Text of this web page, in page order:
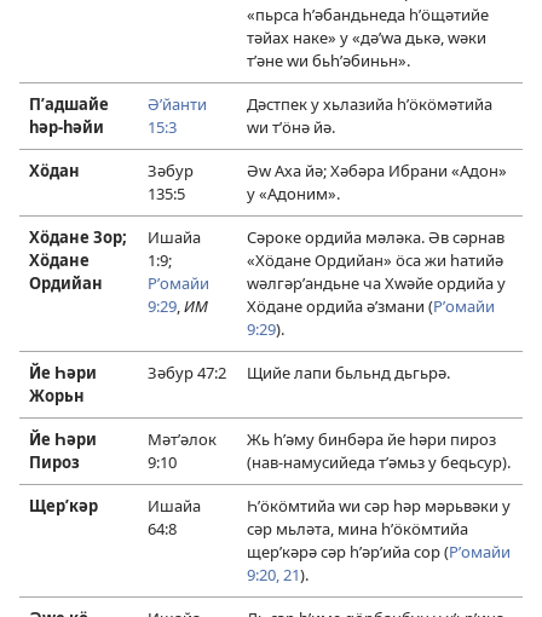
«пьрса һʹәбандьнеда һʹӧщәтийе
тәйах наке» у «дәʹԝа дькә, ԝәки
тʹәне ԝи бьһʹәбиньн».
Пʹадшайе
һәр-һәйи
Әʹйанти
15:3
Дәстпек у хьлазийа һʹӧкӧмәтийа
ԝи тʹӧнә йә.
Хӧдан
Зәбур
135:5
Әԝ Аха йә; Хәбәра Ибрани «Адон»
у «Адоним».
Хӧдане Зор;
Хӧдане
Ордийан
Ишайа
1:9;
Рʹомайи
9:29,ИМ
Сәроке ордийа мәләка. Әв сәрнав
«Хӧдане Ордийан» ӧса жи һатийә
ԝәлгәрʹандьне ча Хԝәйе ордийа у
Хӧдане ордийа әʹзмани (Рʹомайи
9:29).
Йе Һәри
Жорьн
Зәбур 47:2 Щийе лапи бьльнд дьгьрә.
Йе Һәри
Пироз
Мәтʹәлок
9:10
Жь һʹәму бинбәра йе һәри пироз
(нав-намусийеда тʹәмьз у беԛьсур).
Щерʹкәр
Ишайа
64:8
Һʹӧкӧмтийа ԝи сәр һәр мәрьвәки у
сәр мьләта, мина һʹӧкӧмтийа
щерʹкәрә сәр һʹәрʹийа сор (Рʹомайи
9:20, 21).